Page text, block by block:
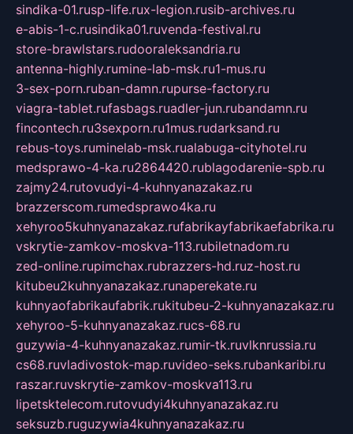
sindika-01.rusp-life.rux-legion.rusib-archives.ru
e-abis-1-c.rusindika01.ruvenda-festival.ru
store-brawlstars.rudooraleksandria.ru
antenna-highly.rumine-lab-msk.ru1-mus.ru
3-sex-porn.ruban-damn.rupurse-factory.ru
viagra-tablet.rufasbags.ruadler-jun.rubandamn.ru
fincontech.ru3sexporn.ru1mus.rudarksand.ru
rebus-toys.ruminelab-msk.rualabuga-cityhotel.ru
medsprawo-4-ka.ru2864420.rublagodarenie-spb.ru
zajmy24.rutovudyi-4-kuhnyanazakaz.ru
brazzerscom.rumedsprawo4ka.ru
xehyroo5kuhnyanazakaz.rufabrikayfabrikaefabrika.ru
vskrytie-zamkov-moskva-113.rubiletnadom.ru
zed-online.rupimchax.rubrazzers-hd.ruz-host.ru
kitubeu2kuhnyanazakaz.runaperekate.ru
kuhnyaofabrikaufabrik.rukitubeu-2-kuhnyanazakaz.ru
xehyroo-5-kuhnyanazakaz.rucs-68.ru
guzywia-4-kuhnyanazakaz.rumir-tk.ruvlknrussia.ru
cs68.ruvladivostok-map.ruvideo-seks.rubankaribi.ru
raszar.ruvskrytie-zamkov-moskva113.ru
lipetsktelecom.rutovudyi4kuhnyanazakaz.ru
seksuzb.ruguzywia4kuhnyanazakaz.ru